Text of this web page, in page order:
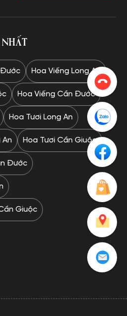
nhất
Đước Hoa Viếng Long An
Hoa Viếng Cần Đước
Hoa Tươi Long An
An Hoa Tươi Cần Giuộc
Đước
Giuộc